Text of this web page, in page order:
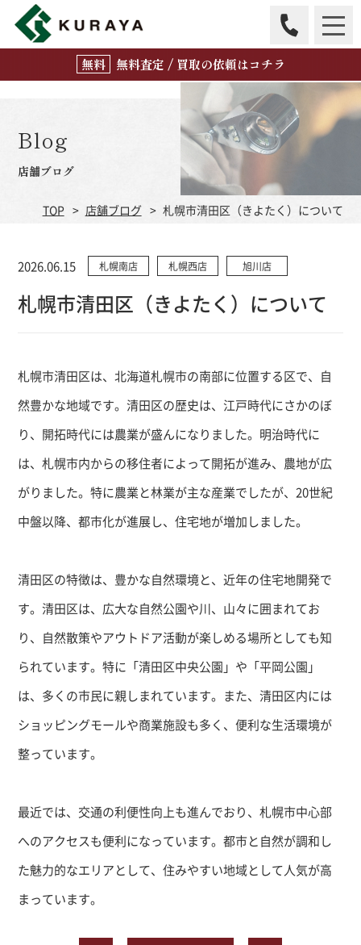
無料査定 / 買取の依頼はコチラ
Blog
店舗ブログ
TOP 店舗ブログ 札幌市清田区（きよたく）について
2026.06.15 札幌南店 札幌西店 旭川店
札幌市清田区（きよたく）について
札幌市清田区は、北海道札幌市の南部に位置する区で、自
然豊かな地域です。清田区の歴史は、江戸時代にさかのぼ
り、開拓時代には農業が盛んになりました。明治時代に
は、札幌市内からの移住者によって開拓が進み、農地が広
がりました。特に農業と林業が主な産業でしたが、20世紀
中盤以降、都市化が進展し、住宅地が増加しました。
清田区の特徴は、豊かな自然環境と、近年の住宅地開発で
す。清田区は、広大な自然公園や川、山々に囲まれてお
り、自然散策やアウトドア活動が楽しめる場所としても知
られています。特に「清田区中央公園」や「平岡公園」
は、多くの市民に親しまれています。また、清田区内には
ショッピングモールや商業施設も多く、便利な生活環境が
整っています。
最近では、交通の利便性向上も進んでおり、札幌市中心部
へのアクセスも便利になっています。都市と自然が調和し
た魅力的なエリアとして、住みやすい地域として人気が高
まっています。